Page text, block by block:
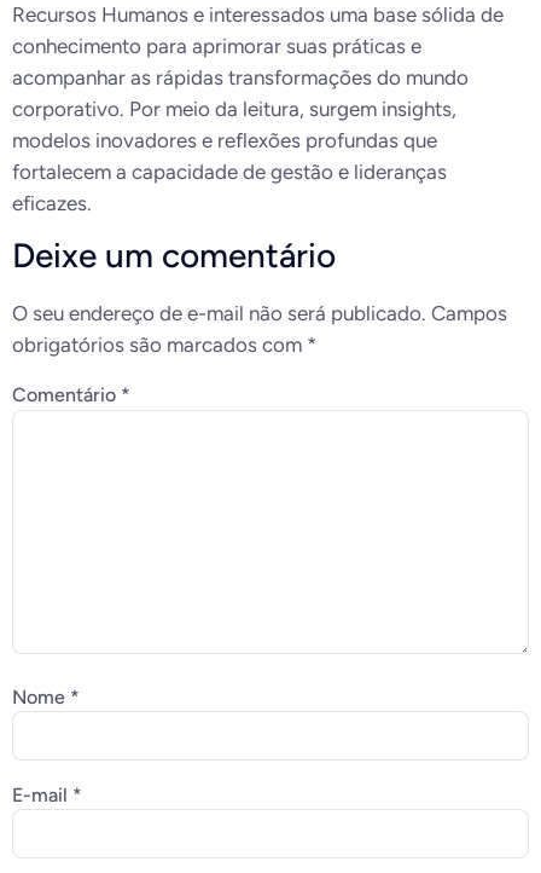
Recursos Humanos e interessados uma base sólida de
conhecimento para aprimorar suas práticas e
acompanhar as rápidas transformações do mundo
corporativo. Por meio da leitura, surgem insights,
modelos inovadores e reflexões profundas que
fortalecem a capacidade de gestão e lideranças
eficazes.
Deixe um comentário
O seu endereço de e-mail não será publicado. Campos
obrigatórios são marcados com *
Comentário *
Nome *
E-mail *